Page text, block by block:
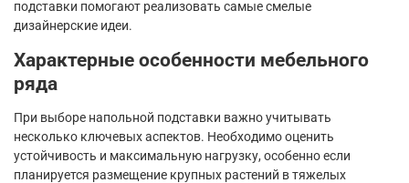
подставки помогают реализовать самые смелые
дизайнерские идеи.
Характерные особенности мебельного
ряда
При выборе напольной подставки важно учитывать
несколько ключевых аспектов. Необходимо оценить
устойчивость и максимальную нагрузку, особенно если
планируется размещение крупных растений в тяжелых